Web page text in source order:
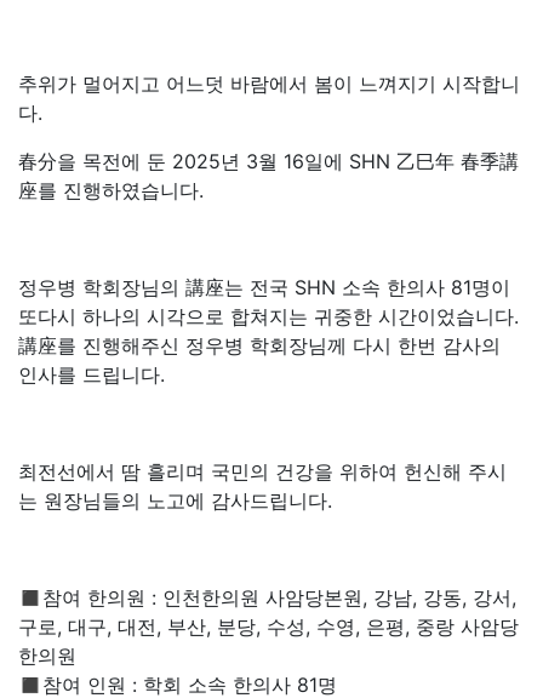
추위가 멀어지고 어느덧 바람에서 봄이 느껴지기 시작합니
다.
春分을 목전에 둔 2025년 3월 16일에 SHN 乙巳年 春季講
座를 진행하였습니다.
정우병 학회장님의 講座는 전국 SHN 소속 한의사 81명이
또다시 하나의 시각으로 합쳐지는 귀중한 시간이었습니다.
講座를 진행해주신 정우병 학회장님께 다시 한번 감사의
인사를 드립니다.
최전선에서 땀 흘리며 국민의 건강을 위하여 헌신해 주시
는 원장님들의 노고에 감사드립니다.
◼︎참여 한의원 : 인천한의원 사암당본원, 강남, 강동, 강서,
구로, 대구, 대전, 부산, 분당, 수성, 수영, 은평, 중랑 사암당
한의원
◼︎참여 인원 : 학회 소속 한의사 81명